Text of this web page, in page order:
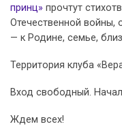
принц» прочтут
Отечественной войны,
— к Родине, семье,
Территория клуба
Вход свободный.
Ждем всех!